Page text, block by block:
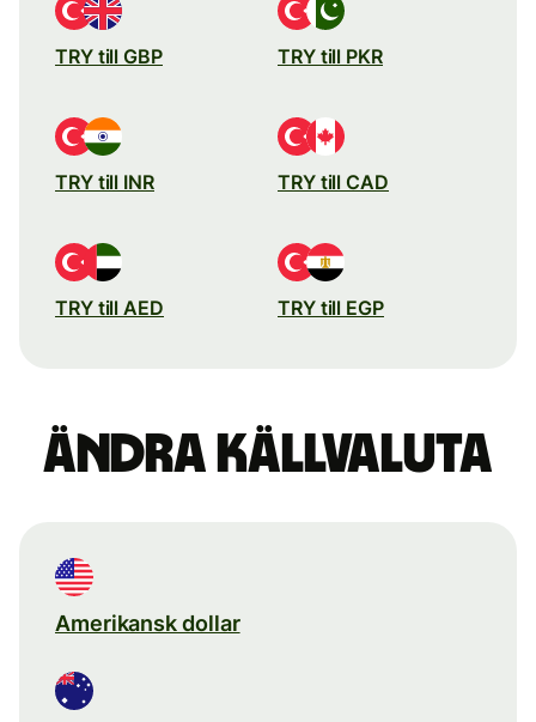
TRY till GBP TRY till PKR
TRY till INR TRY till CAD
TRY till AED TRY till EGP
Ändra källvaluta
Amerikansk dollar